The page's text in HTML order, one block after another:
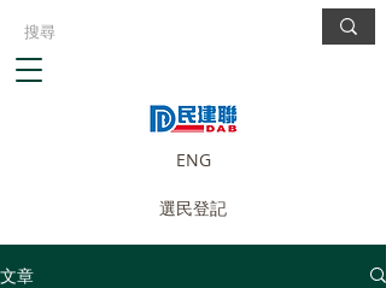
ENG
選民登記
文章